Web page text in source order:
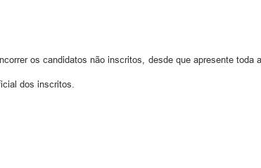
os candidatos não inscritos, desde que apresente
dos inscritos.